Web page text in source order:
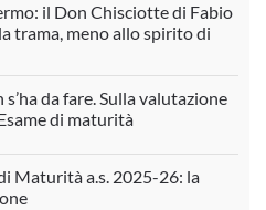
il Don Chisciotte di Fabio
trama, meno allo spirito di
da fare. Sulla valutazione
di maturità
Maturità a.s. 2025-26: la